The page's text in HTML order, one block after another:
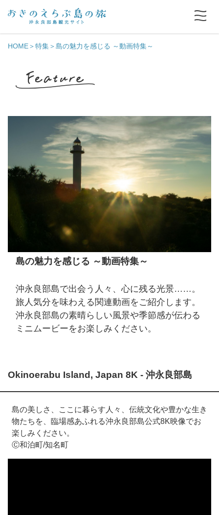
HOME 特集 島の魅力を感じる ～動画特集～
島の魅力を感じる ～動画特集～
沖永良部島で出会う人々、心に残る光景……。
旅人気分を味わえる関連動画をご紹介します。
沖永良部島の素晴らしい風景や季節感が伝わる
ミニムービーをお楽しみください。
Okinoerabu Island, Japan 8K - 沖永良部島
島の美しさ、ここに暮らす人々、伝統文化や豊かな生き
物たちを、臨場感あふれる沖永良部島公式8K映像でお
楽しみください。
Ⓒ和泊町/知名町